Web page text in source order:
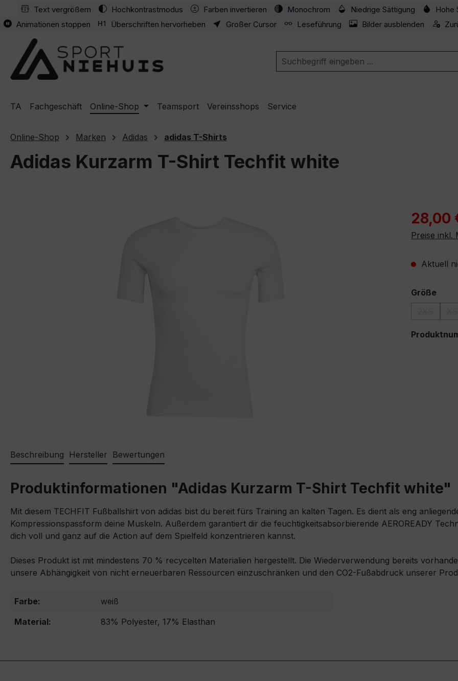
Hauptinhalt springen
Zur Suche springen
Zur Hauptnavigation springen
Text vergrößern Hochkontrastmodus Farben invertieren Monochrom Niedrige Sättigung Hohe
Animationen stoppen
Überschriften hervorheben Großer Cursor Leseführung Bilder ausblenden
TA Fachgeschäft Online-Shop Teamsport Vereinsshops Service
Online-Shop Marken Adidas adidas T-Shirts
Adidas Kurzarm T-Shirt Techfit white
28,00
Preise inkl.
Aktuell
Größe
(Diese
Beschreibung Hersteller Bewertungen
Produktinformationen "Adidas Kurzarm T-Shirt Techfit white"
Mit diesem TECHFIT Fußballshirt von adidas bist du bereit fürs Training an kalten Tagen. Es dient als eng
Kompressionspassform deine Muskeln. Außerdem garantiert dir die feuchtigkeitsabsorbierende AEROREADY
dich voll und ganz auf die Action auf dem Spielfeld konzentrieren kannst.
Dieses Produkt ist mit mindestens 70 % recycelten Materialien hergestellt. Die Wiederverwendung bereits
unsere Abhängigkeit von nicht erneuerbaren Ressourcen einzuschränken und den CO2-Fußabdruck unserer
Farbe:
weiß
Material:
83% Polyester, 17% Elasthan